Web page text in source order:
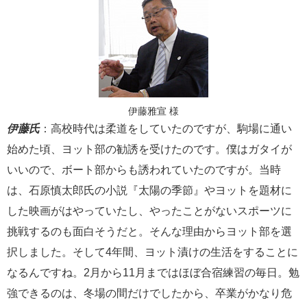
伊藤雅宣 様
伊藤氏：高校時代は柔道をしていたのですが、駒場に通い
始めた頃、ヨット部の勧誘を受けたのです。僕はガタイが
いいので、ボート部からも誘われていたのですが。当時
は、石原慎太郎氏の小説『太陽の季節』やヨットを題材に
した映画がはやっていたし、やったことがないスポーツに
挑戦するのも面白そうだと。そんな理由からヨット部を選
択しました。そして4年間、ヨット漬けの生活をすることに
なるんですね。2月から11月まではほぼ合宿練習の毎日。勉
強できるのは、冬場の間だけでしたから、卒業がかなり危